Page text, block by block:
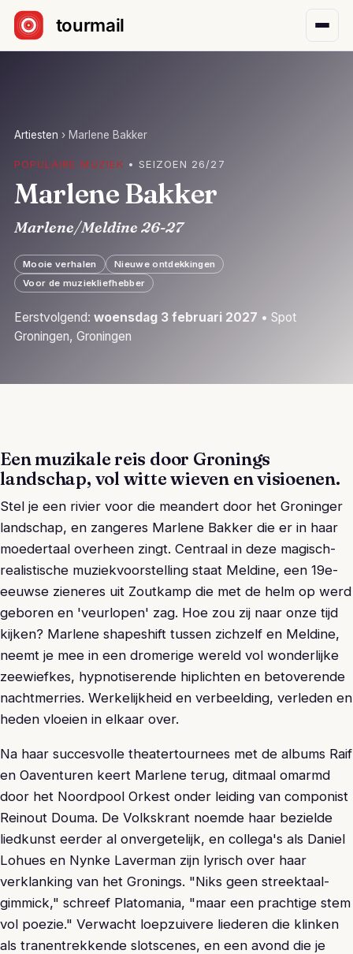
Sla navigatie over
Artiesten › Marlene Bakker
POPULAIRE MUZIEK • SEIZOEN 26/27
Marlene Bakker
Marlene/Meldine 26-27
Mooie verhalen
Nieuwe ontdekkingen
Voor de muziekliefhebber
Eerstvolgend: woensdag 3 februari 2027 • Spot
Groningen, Groningen
Een muzikale reis door Gronings
landschap, vol witte wieven en visioenen.
Stel je een rivier voor die meandert door het Groninger
landschap, en zangeres Marlene Bakker die er in haar
moedertaal overheen zingt. Centraal in deze magisch-
realistische muziekvoorstelling staat Meldine, een 19e-
eeuwse zieneres uit Zoutkamp die met de helm op werd
geboren en 'veurlopen' zag. Hoe zou zij naar onze tijd
kijken? Marlene shapeshift tussen zichzelf en Meldine,
neemt je mee in een dromerige wereld vol wonderlijke
zeewiefkes, hypnotiserende hiplichten en betoverende
nachtmerries. Werkelijkheid en verbeelding, verleden en
heden vloeien in elkaar over.
Na haar succesvolle theatertournees met de albums Raif
en Oaventuren keert Marlene terug, ditmaal omarmd
door het Noordpool Orkest onder leiding van componist
Reinout Douma. De Volkskrant noemde haar bezielde
liedkunst eerder al onvergetelijk, en collega's als Daniel
Lohues en Nynke Laverman zijn lyrisch over haar
verklanking van het Gronings. "Niks geen streektaal-
gimmick," schreef Platomania, "maar een prachtige stem
vol poezie." Verwacht loepzuivere liederen die klinken
als tranentrekkende slotscenes, en een avond die je